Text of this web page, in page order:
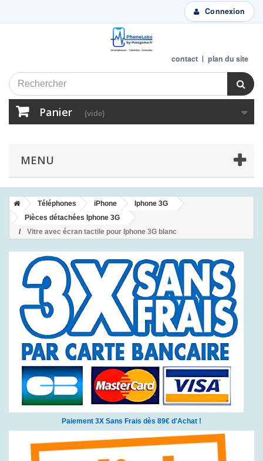
Connexion
contact plan du site
Panier (vide)
MENU
Téléphones iPhone
Iphone 3G
Pièces détachées Iphone 3G
Vitre avec écran tactile pour Iphone 3G blanc
Paiement 3X Sans Frais dès 89€ d'Achat !